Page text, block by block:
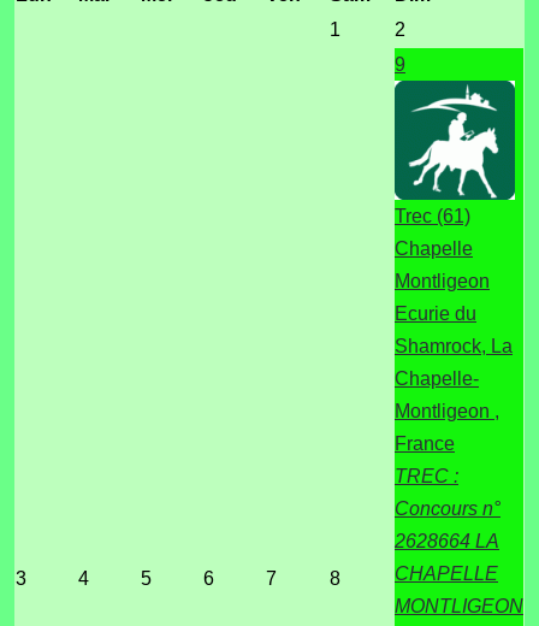
1
2
3 4 5 6 7 8
9
Trec (61)
Chapelle
Montligeon
Ecurie du
Shamrock, La
Chapelle-
Montligeon ,
France
TREC :
Concours n°
2628664 LA
CHAPELLE
MONTLIGEON